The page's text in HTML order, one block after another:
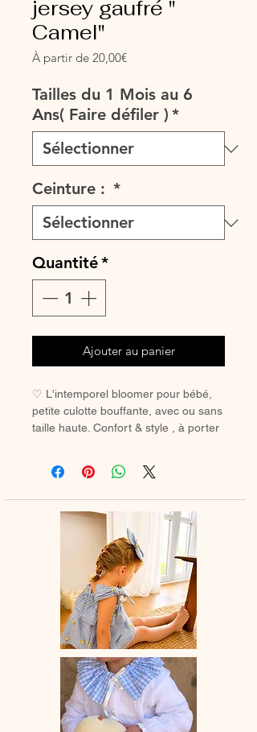
jersey gaufré "
Camel"
À partir de 20,00€Prix
Tailles du 1 Mois au 6
Ans( Faire défiler ) *
Ceinture : *
Quantité*
Ajouter au panier
♡ L'intemporel bloomer pour bébé,
petite culotte bouffante, avec ou sans
taille haute. Confort & style , à porter
♡ Petit Bloomer entièrement réalisé à
♡ Le délai de fabrication est de 7 à
28 jours ouvrés selon les commandes
♡ Lavage à la main ou en machine
30° max, couleurs similaires, cycle
délicat. Ne pas utilser de sèche-linge.